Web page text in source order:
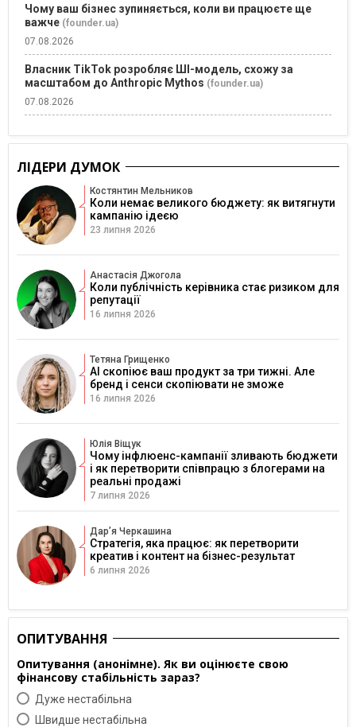
Чому ваш бізнес зупиняється, коли ви працюєте ще
важче (founder.ua)
07.08.2026
Власник TikTok розробляє ШІ-модель, схожу за
масштабом до Anthropic Mythos (founder.ua)
07.08.2026
ЛІДЕРИ ДУМОК
Костянтин Мельников
Коли немає великого бюджету: як витягнути
кампанію ідеєю
23 липня 2026
Анастасія Джогола
Коли публічність керівника стає ризиком для
репутації
16 липня 2026
Тетяна Грищенко
AI скопіює ваш продукт за три тижні. Але
бренд і сенси скопіювати не зможе
16 липня 2026
Юлія Віщук
Чому інфлюенс-кампанії зливають бюджети
і як перетворити співпрацю з блогерами на
реальні продажі
7 липня 2026
Дарʼя Черкашина
Стратегія, яка працює: як перетворити
креатив і контент на бізнес-результат
6 липня 2026
ОПИТУВАННЯ
Опитування (анонімне). Як ви оцінюєте свою
фінансову стабільність зараз?
Дуже нестабільна
Швидше нестабільна